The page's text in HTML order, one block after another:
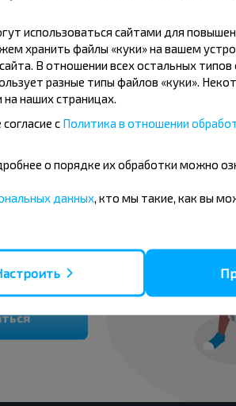
Рабочий Пос
и
использоваться сайтами для
хранить файлы «куки» на вашем
В отношении всех остальных типов
разные типы файлов «куки».
наших страницах.
с Политика в отношении
о порядке их обработки можно
данных , кто мы такие, как вы